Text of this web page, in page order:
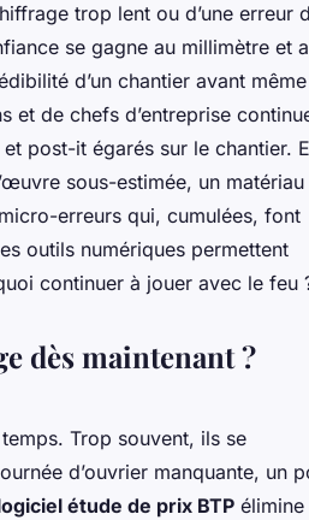
trop lent ou d’une erreur
se gagne au millimètre et
d’un chantier avant
et de chefs d’entreprise
post-it égarés sur le chantier.
sous-estimée, un matériau
erreurs qui, cumulées, font
outils numériques permettent
continuer à jouer avec le feu
dès maintenant ?
Trop souvent, ils se
d’ouvrier manquante, un
étude de prix BTP élimine